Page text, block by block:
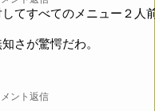
てすべてのメニュー２人
さが驚愕だわ。
ント返信